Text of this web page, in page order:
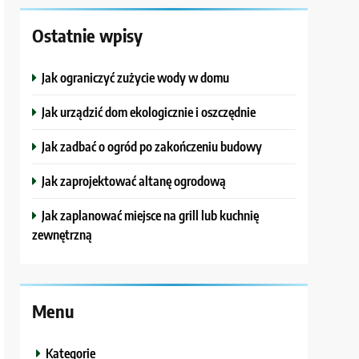
Ostatnie wpisy
Jak ograniczyć zużycie wody w domu
Jak urządzić dom ekologicznie i oszczędnie
Jak zadbać o ogród po zakończeniu budowy
Jak zaprojektować altanę ogrodową
Jak zaplanować miejsce na grill lub kuchnię
zewnętrzną
Menu
Kategorie